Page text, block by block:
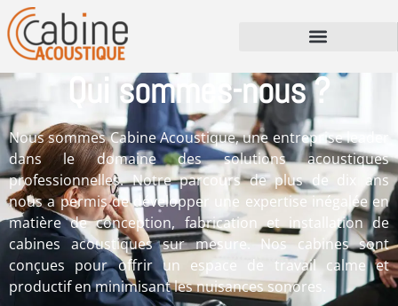
Qui sommes-nous ?
Nous sommes Cabine Acoustique, une entreprise leader
dans le domaine des solutions acoustiques
professionnelles. Notre parcours de plus de dix ans
nous a permis de développer une expertise inégalée en
matière de conception, fabrication et installation de
cabines acoustiques sur mesure. Nos cabines sont
conçues pour offrir un espace de travail calme et
productif en minimisant les nuisances sonores.